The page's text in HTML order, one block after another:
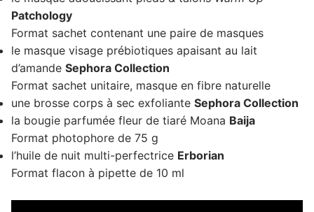
Patchology
Format sachet contenant une paire de masques
le masque visage prébiotiques apaisant au lait
d’amande Sephora Collection
Format sachet unitaire, masque en fibre naturelle
une brosse corps à sec exfoliante Sephora Collection
la bougie parfumée fleur de tiaré Moana Baija
Format photophore de 75 g
l’huile de nuit multi-perfectrice Erborian
Format flacon à pipette de 10 ml